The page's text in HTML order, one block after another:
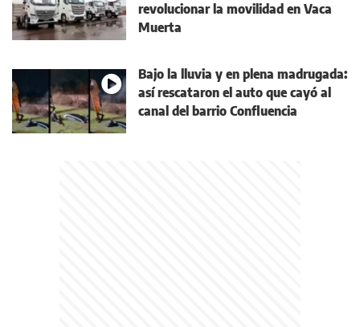
revolucionar la movilidad en Vaca
Muerta
Bajo la lluvia y en plena madrugada:
así rescataron el auto que cayó al
canal del barrio Confluencia